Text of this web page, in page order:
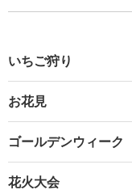
いちご狩り
お花見
ゴールデンウィーク
花火大会